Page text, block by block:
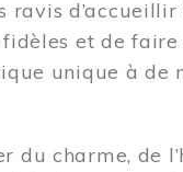
ravis
et de
unique à de
du charme, de